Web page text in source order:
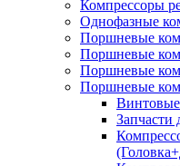
Компрессоры
Однофазные
Поршневые
Поршневые
Поршневые
Поршневые
Запчасти